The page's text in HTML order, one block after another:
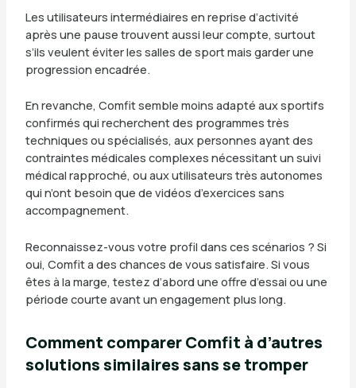
Les utilisateurs intermédiaires en reprise d’activité
après une pause trouvent aussi leur compte, surtout
s’ils veulent éviter les salles de sport mais garder une
progression encadrée.
En revanche, Comfit semble moins adapté aux sportifs
confirmés qui recherchent des programmes très
techniques ou spécialisés, aux personnes ayant des
contraintes médicales complexes nécessitant un suivi
médical rapproché, ou aux utilisateurs très autonomes
qui n’ont besoin que de vidéos d’exercices sans
accompagnement.
Reconnaissez-vous votre profil dans ces scénarios ? Si
oui, Comfit a des chances de vous satisfaire. Si vous
êtes à la marge, testez d’abord une offre d’essai ou une
période courte avant un engagement plus long.
Comment comparer Comfit à d’autres
solutions similaires sans se tromper